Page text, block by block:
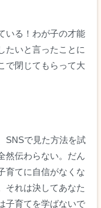
いる！わが子の才能
たいと言ったことに
で閉じてもらって大
SNSで見た方法を試
然伝わらない。だん
育てに自信がなくな
それは決してあなた
子育てを学ばないで